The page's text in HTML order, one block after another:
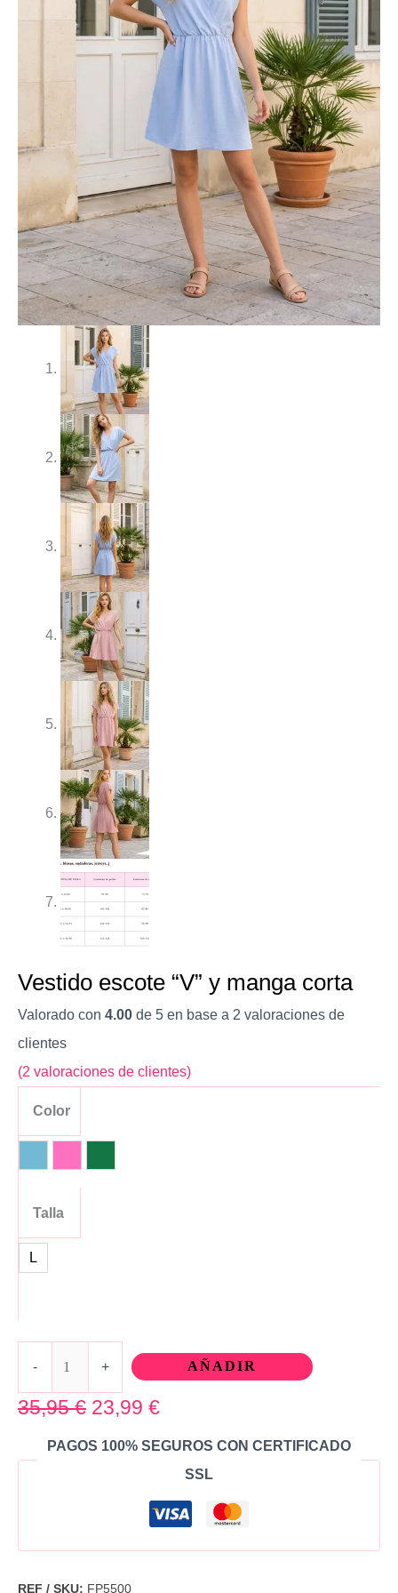
Vestido escote “V” y manga corta
Valorado con 4.00 de 5 en base a 2 valoraciones de
clientes
(2 valoraciones de clientes)
Color
Azul Claro
RosaVerde
Talla
L
- + AÑADIR
35,95€ 23,99 €
PAGOS 100% SEGUROS CON CERTIFICADO
SSL
REF / SKU: FP5500